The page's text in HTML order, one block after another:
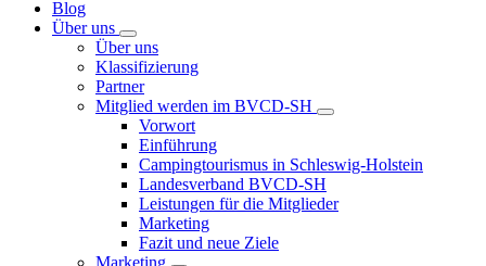
Blog
Über uns
Über uns
Klassifizierung
Partner
Mitglied werden im BVCD-SH
Vorwort
Einführung
Campingtourismus in Schleswig-Holstein
Landesverband BVCD-SH
Leistungen für die Mitglieder
Marketing
Fazit und neue Ziele
Marketing